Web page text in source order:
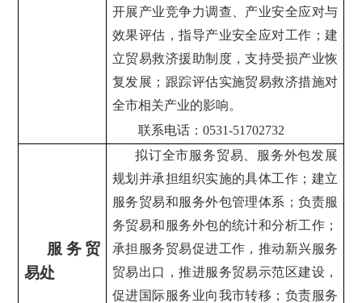
开展产业竞争力调查、产业安全应对与
效果评估，指导产业安全应对工作；建
立贸易救济援助制度，支持受损产业恢
复发展；跟踪评估实施贸易救济措施对
全市相关产业的影响。
联系电话：0531-51702732
服务贸
易处
拟订全市服务贸易、服务外包发展
规划并承担组织实施的具体工作；建立
服务贸易和服务外包管理体系；负责服
务贸易和服务外包的统计和分析工作；
承担服务贸易促进工作，推动新兴服务
贸易出口，推进服务贸易示范区建设，
促进国际服务业向我市转移；负责服务